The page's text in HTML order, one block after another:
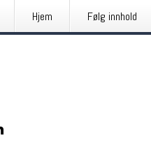
Hjem Følg innhold